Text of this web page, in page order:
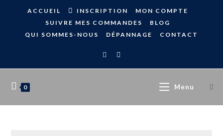
ACCUEIL INSCRIPTION
MON COMPTE
SUIVRE MES COMMANDES
BLOG
QUI SOMMES-NOUS
DÉPANNAGE CONTACT
0 Menu